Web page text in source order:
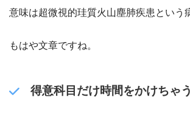
意味は超微視的珪質火山塵肺疾患という
もはや文章ですね。
得意科目だけ時間をかけちゃう